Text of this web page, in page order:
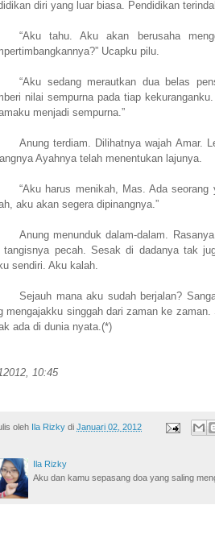
diri yang luar biasa. Pendidikan
“Aku tahu. Aku akan berusaha
Ucapku pilu.
“Aku sedang merautkan dua belas
nilai sempurna pada tiap
menjadi sempurna.”
Anung terdiam. Dilihatnya wajah Amar.
Ayahnya telah menentukan lajunya.
“Aku harus menikah, Mas. Ada
aku akan segera dipinangnya.”
Anung menunduk dalam-dalam.
tangisnya pecah. Sesak di dadanya tak
sendiri. Aku kalah.
Sejauh mana aku sudah berjalan?
mengajakku singgah dari zaman ke
ada di dunia nyata.(*)
10:45
oleh Ila Rizky di Januari 02, 2012
Ila Rizky
Aku dan kamu sepasang doa yang saling